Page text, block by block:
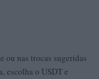
ou nas trocas sugeridas
escolha o USDT e